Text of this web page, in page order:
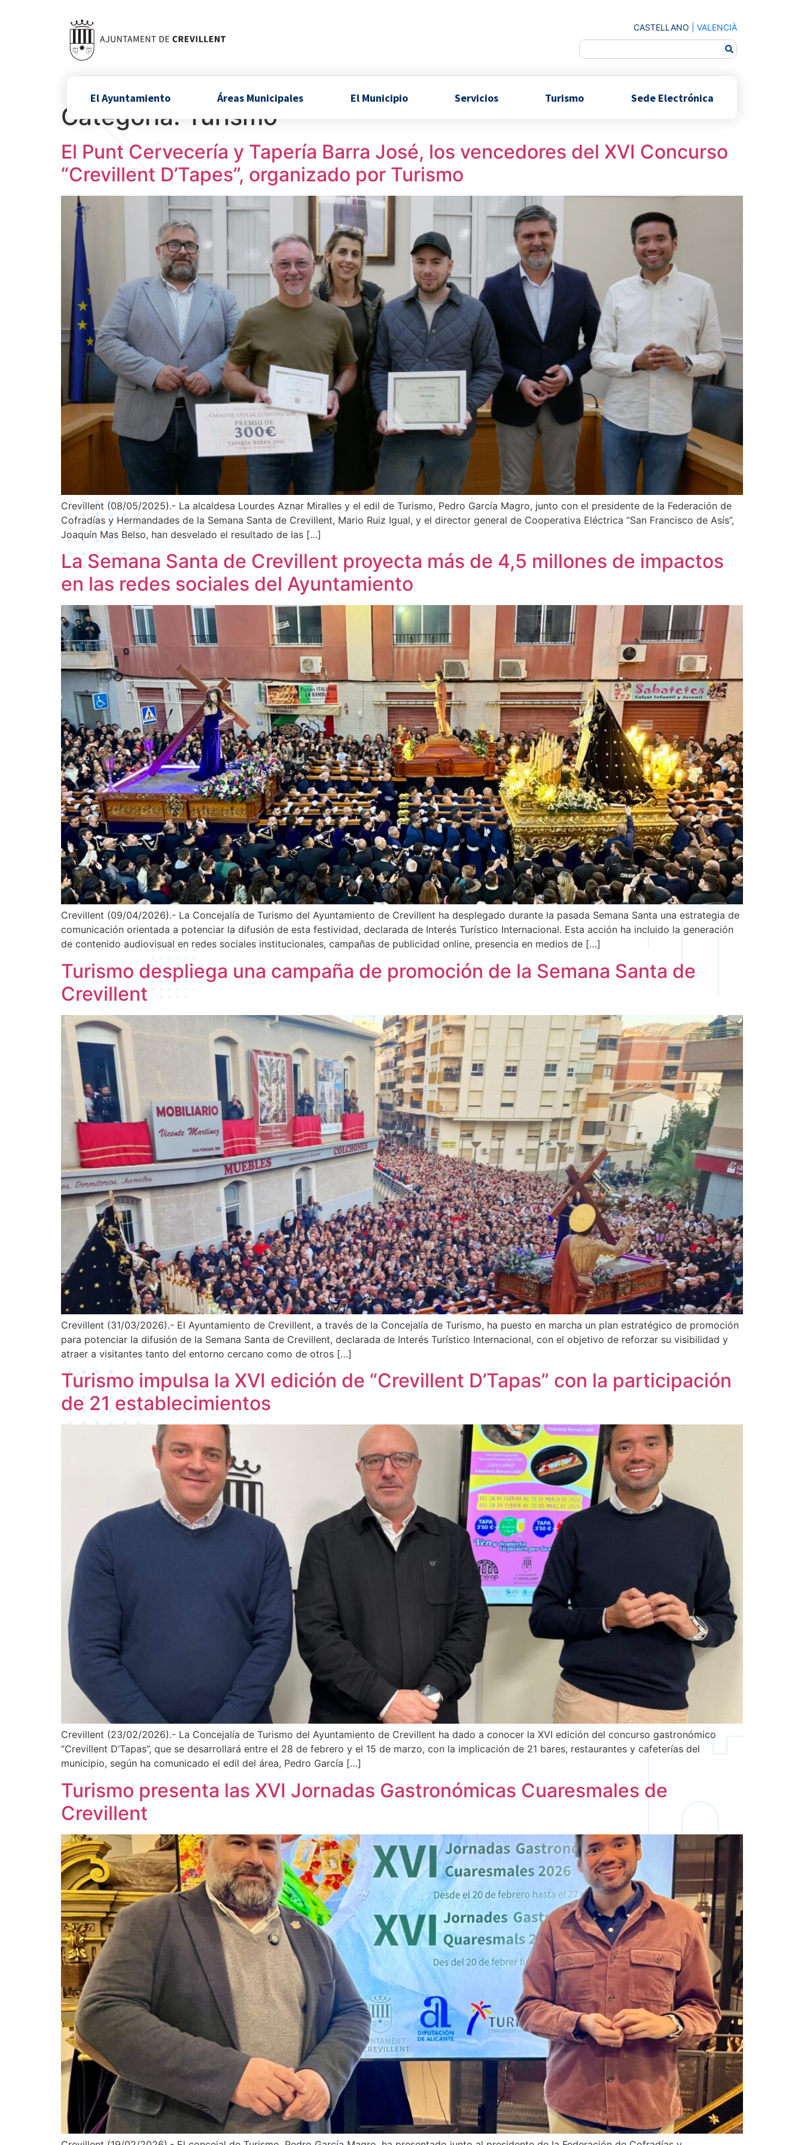
CASTELLANO VALENCIÀ
El Ayuntamiento Áreas Municipales El Municipio Servicios Turismo Sede Electrónica
Categoría: Turismo
El Punt Cervecería y Tapería Barra José, los vencedores del XVI Concurso
“Crevillent D’Tapes”, organizado por Turismo
Crevillent (08/05/2025).- La alcaldesa Lourdes Aznar Miralles y el edil de Turismo, Pedro García Magro, junto con el presidente de la Federación de
Cofradías y Hermandades de la Semana Santa de Crevillent, Mario Ruiz Igual, y el director general de Cooperativa Eléctrica “San Francisco de Asís”,
Joaquín Mas Belso, han desvelado el resultado de las […]
La Semana Santa de Crevillent proyecta más de 4,5 millones de impactos
en las redes sociales del Ayuntamiento
Crevillent (09/04/2026).- La Concejalía de Turismo del Ayuntamiento de Crevillent ha desplegado durante la pasada Semana Santa una estrategia de
comunicación orientada a potenciar la difusión de esta festividad, declarada de Interés Turístico Internacional. Esta acción ha incluido la generación
de contenido audiovisual en redes sociales institucionales, campañas de publicidad online, presencia en medios de […]
Turismo despliega una campaña de promoción de la Semana Santa de
Crevillent
Crevillent (31/03/2026).- El Ayuntamiento de Crevillent, a través de la Concejalía de Turismo, ha puesto en marcha un plan estratégico de promoción
para potenciar la difusión de la Semana Santa de Crevillent, declarada de Interés Turístico Internacional, con el objetivo de reforzar su visibilidad y
atraer a visitantes tanto del entorno cercano como de otros […]
Turismo impulsa la XVI edición de “Crevillent D’Tapas” con la participación
de 21 establecimientos
Crevillent (23/02/2026).- La Concejalía de Turismo del Ayuntamiento de Crevillent ha dado a conocer la XVI edición del concurso gastronómico
“Crevillent D’Tapas”, que se desarrollará entre el 28 de febrero y el 15 de marzo, con la implicación de 21 bares, restaurantes y cafeterías del
municipio, según ha comunicado el edil del área, Pedro García […]
Turismo presenta las XVI Jornadas Gastronómicas Cuaresmales de
Crevillent